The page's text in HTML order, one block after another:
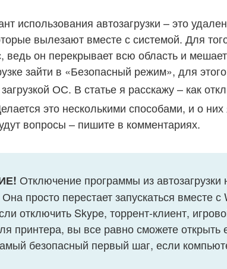
использования автозагрузки – это
вылезают вместе с системой. Для
ведь он перекрывает всю область и
зайти в «Безопасный режим», для
ОС. В статье я расскажу – как
это несколькими способами, и о
вопросы – пишите в комментариях.
Отключение программы из автозагрузки
просто перестает запускаться вместе с
отключить Skype, торрент-клиент,
принтера, вы все равно сможете открыть
безопасный первый шаг, если